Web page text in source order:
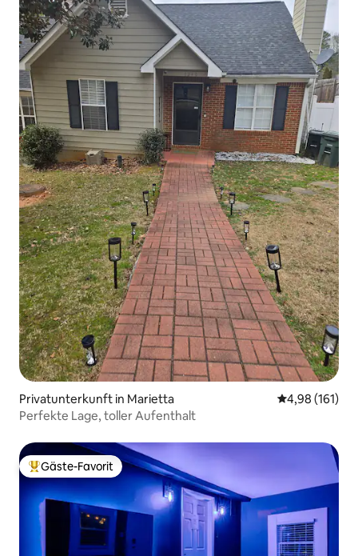
Privatunterkunft in Marietta
4,98 (161)
Perfekte Lage, toller Aufenthalt
Beliebter Gäste-Favorit.
Gäste-Favorit